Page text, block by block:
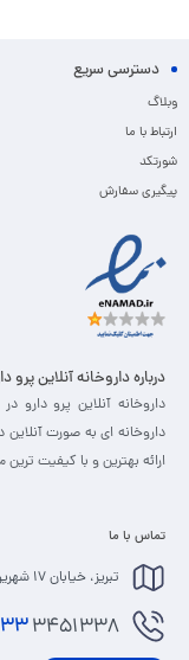
دسترسی سریع
وبلاگ
ارتباط با ما
شورتکد
پیگیری سفارش
درباره داروخانه آنلاین پرو
داروخانه آنلاین پرو دارو
داروخانه ای به صورت
ارائه بهترین و با کیفیت
تماس با ما
تبریز، خیابان 17 شهریور جدید، ساختمان 44، داروخانه دکتر فرشید عبادی
3451338